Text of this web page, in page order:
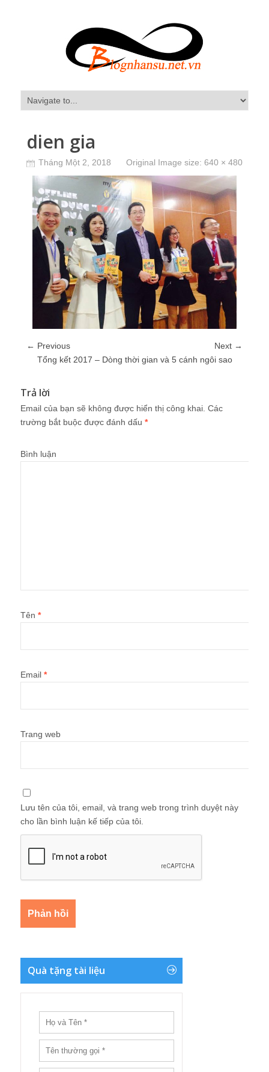
dien gia
Tháng Một 2, 2018 Original Image size: 640 × 480
← Previous
Next →
Tổng kết 2017 – Dòng thời gian và 5 cánh ngôi sao
Trả lời
Email của bạn sẽ không được hiển thị công khai. Các
trường bắt buộc được đánh dấu *
Bình luận
Tên *
Email *
Trang web
Lưu tên của tôi, email, và trang web trong trình duyệt này
cho lần bình luận kế tiếp của tôi.
Quà tặng tài liệu